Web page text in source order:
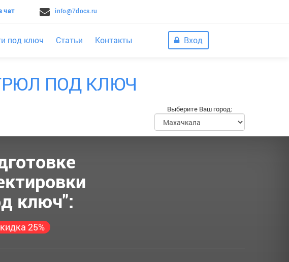
чат info@7docs.ru
под ключ Статьи Контакты Вход
ПОД КЛЮЧ
Выберите Ваш город:
ключ":
25%